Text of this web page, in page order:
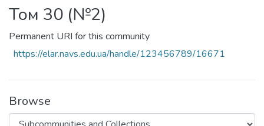
Statistics
Том 30 (№2)
Permanent URI for this community
https://elar.navs.edu.ua/handle/123456789/16671
Browse